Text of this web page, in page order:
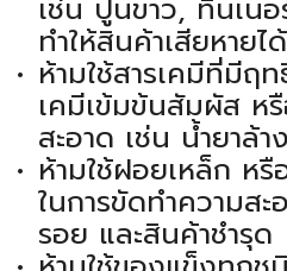
เช่น ปูนขาว, ทินเน
ทำให้สินค้าเสียหายได้
ห้ามใช้สารเคมีที่มีฤ
เคมีเข้มข้นสัมผัส ห
สะอาด เช่น น้ำยาล้
ห้ามใช้ฝอยเหล็ก ห
ในการขัดทำความสะ
รอย และสินค้าชำรุด